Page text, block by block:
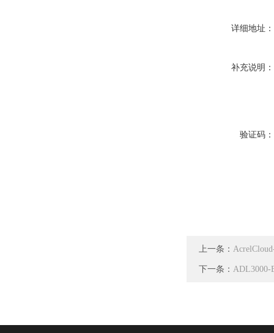
详细地址：
补充说明：
验证码：
上一条：
下一条： ADL3000-